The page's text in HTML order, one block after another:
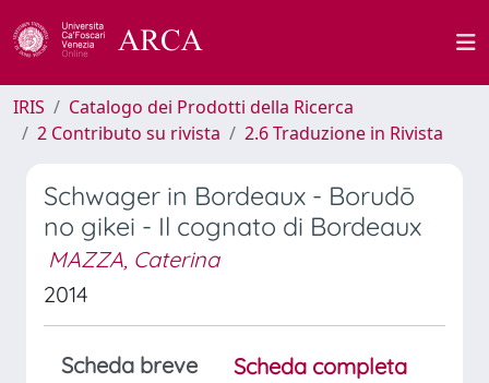
IRIS
Catalogo dei Prodotti della Ricerca
2 Contributo su rivista
2.6 Traduzione in Rivista
Schwager in Bordeaux - Borudō
no gikei - Il cognato di Bordeaux
MAZZA, Caterina
2014
Scheda breve
Scheda completa